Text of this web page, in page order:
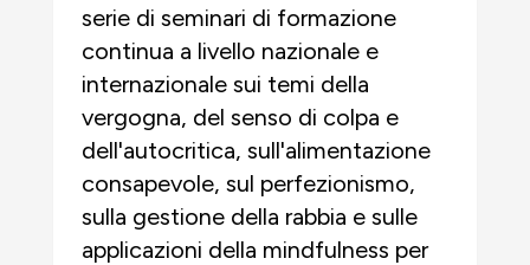
serie di seminari di formazione
continua a livello nazionale e
internazionale sui temi della
vergogna, del senso di colpa e
dell'autocritica, sull'alimentazione
consapevole, sul perfezionismo,
sulla gestione della rabbia e sulle
applicazioni della mindfulness per